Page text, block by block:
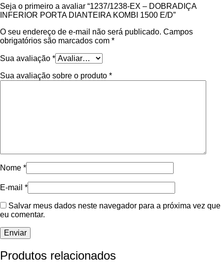
Seja o primeiro a avaliar “1237/1238-EX – DOBRADIÇA
INFERIOR PORTA DIANTEIRA KOMBI 1500 E/D”
O seu endereço de e-mail não será publicado. Campos
obrigatórios são marcados com *
Sua avaliação *
Sua avaliação sobre o produto *
Nome *
E-mail *
Salvar meus dados neste navegador para a próxima vez que
eu comentar.
Produtos relacionados